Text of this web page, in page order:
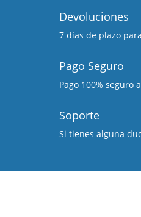
Devoluciones
7 días de plazo
Pago Seguro
Pago 100% seguro
Soporte
Si tienes alguna